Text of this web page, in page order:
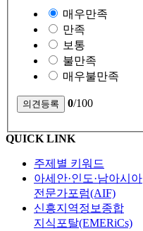
매우만족
만족
보통
불만족
매우불만족
0/100
QUICK LINK
주제별 키워드
아세안·인도·남아시아
전문가포럼(AIF)
신흥지역정보종합
지식포탈(EMERiCs)